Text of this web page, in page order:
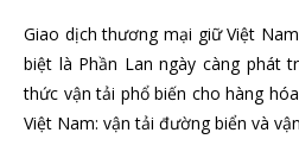
Giao dịch thương mại giữ Việt
biệt là Phần Lan ngày càng phát
thức vận tải phổ biến cho hàng
Việt Nam: vận tải đường biển và